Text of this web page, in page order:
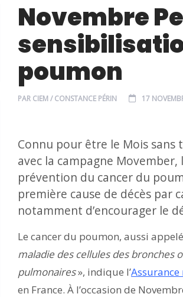
Novembre
poumon
PAR CIEM / CONSTANCE PÉRIN 17
Connu pour être le Mois sans
avec la campagne
prévention du cancer du
première cause de décès par
notamment d’encourager le
Le cancer du poumon, aussi
maladie des cellules des bronches
pulmonaires», indique l’
en France. À l’occasion de